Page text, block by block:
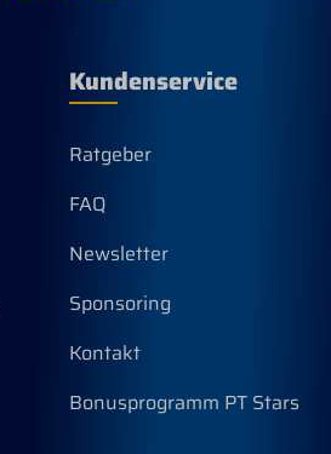
Kundenservice
Ratgeber
FAQ
Newsletter
Sponsoring
Kontakt
Bonusprogramm PT Stars